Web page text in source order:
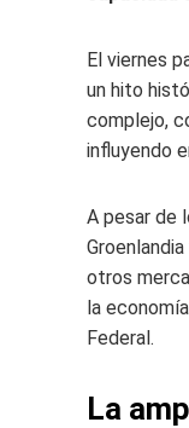
El viernes
un hito
complejo,
influyendo
A pesar de
otros
la
Federal.
La